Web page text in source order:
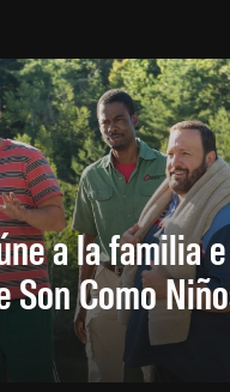
a la familia e
Como